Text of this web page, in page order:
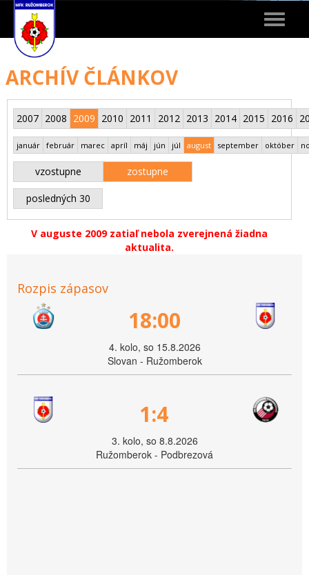
Toggle
ARCHÍV ČLÁNKOV
2007 2008 2009 2010 2011 2012 2013 2014 2015 2016
január február marec apríl máj jún júl august september október
vzostupne zostupne
posledných 30
V auguste 2009 zatiaľ nebola zverejnená žiadna
aktualita.
Rozpis zápasov
18:00
4. kolo, so 15.8.2026
Slovan - Ružomberok
1:4
3. kolo, so 8.8.2026
Ružomberok - Podbrezová